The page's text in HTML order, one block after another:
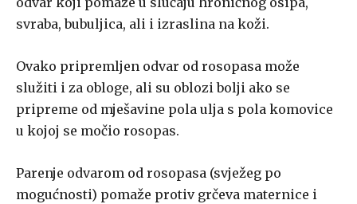
svraba, bubuljica, ali i izraslina na koži.
Ovako pripremljen odvar od rosopasa može
služiti i za obloge, ali su oblozi bolji ako se
pripreme od mješavine pola ulja s pola komovice
u kojoj se močio rosopas.
Parenje odvarom od rosopasa (svježeg po
mogućnosti) pomaže protiv grčeva maternice i